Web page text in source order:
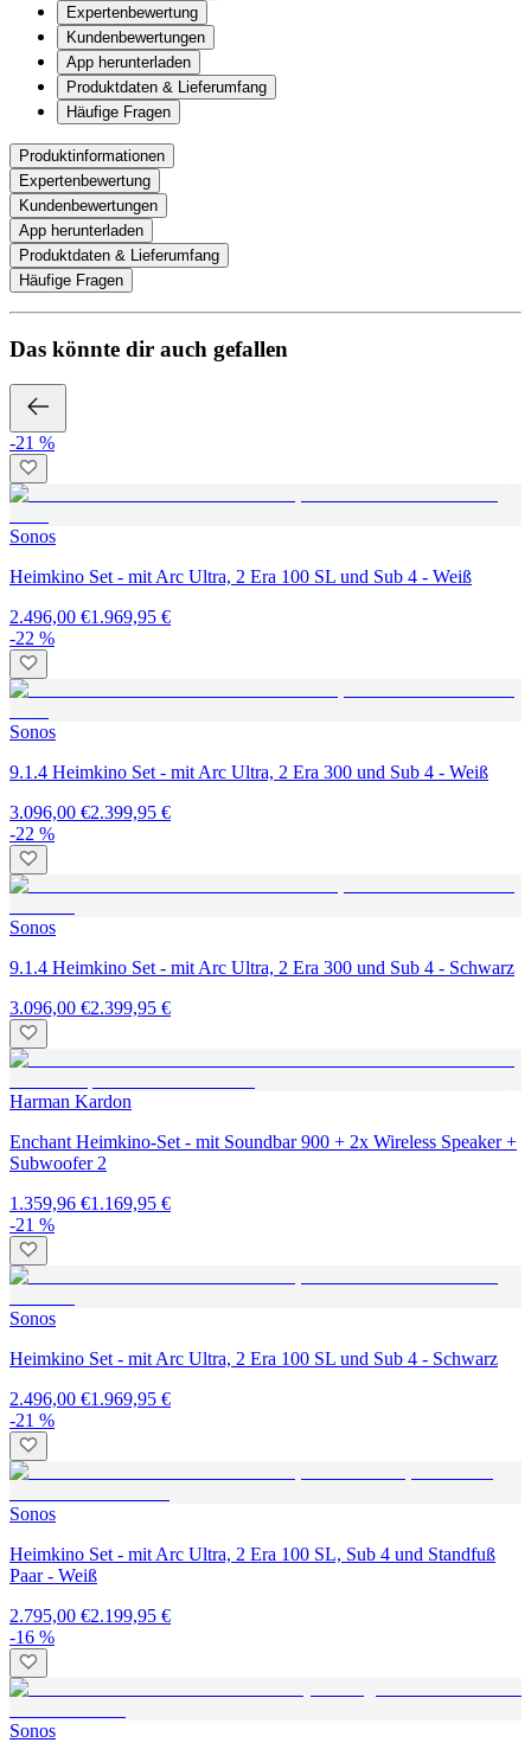
Expertenbewertung
Kundenbewertungen
App herunterladen
Produktdaten & Lieferumfang
Häufige Fragen
Produktinformationen
Expertenbewertung
Kundenbewertungen
App herunterladen
Produktdaten & Lieferumfang
Häufige Fragen
Das könnte dir auch gefallen
-21 %
Sonos
Heimkino Set - mit Arc Ultra, 2 Era 100 SL und Sub 4 - Weiß
2.496,00 €1.969,95 €
-22 %
Sonos
9.1.4 Heimkino Set - mit Arc Ultra, 2 Era 300 und Sub 4 - Weiß
3.096,00 €2.399,95 €
-22 %
Sonos
9.1.4 Heimkino Set - mit Arc Ultra, 2 Era 300 und Sub 4 - Schwarz
3.096,00 €2.399,95 €
Harman Kardon
Enchant Heimkino-Set - mit Soundbar 900 + 2x Wireless Speaker +
Subwoofer 2
1.359,96 €1.169,95 €
-21 %
Sonos
Heimkino Set - mit Arc Ultra, 2 Era 100 SL und Sub 4 - Schwarz
2.496,00 €1.969,95 €
-21 %
Sonos
Heimkino Set - mit Arc Ultra, 2 Era 100 SL, Sub 4 und Standfuß
Paar - Weiß
2.795,00 €2.199,95 €
-16 %
Sonos